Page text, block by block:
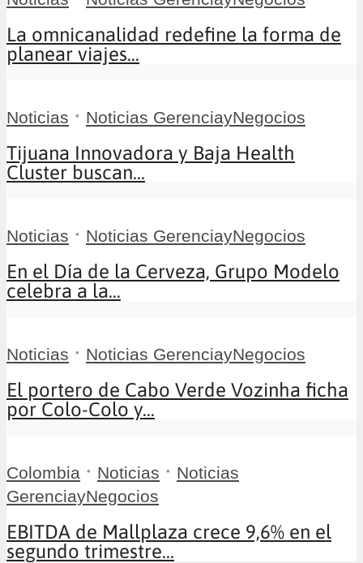
La omnicanalidad redefine la forma de
planear viajes...
Noticias • Noticias GerenciayNegocios
Tijuana Innovadora y Baja Health
Cluster buscan...
Noticias • Noticias GerenciayNegocios
En el Día de la Cerveza, Grupo Modelo
celebra a la...
Noticias • Noticias GerenciayNegocios
El portero de Cabo Verde Vozinha ficha
por Colo-Colo y...
Colombia • Noticias • Noticias
GerenciayNegocios
EBITDA de Mallplaza crece 9,6% en el
segundo trimestre...